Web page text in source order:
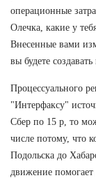
операционные
Олечка, какие у
Внесенные вами
вы будете
Процессуального
"Интерфаксу"
Сбер по 15 р, то
числе потому, что
Подольска до
движение помогает